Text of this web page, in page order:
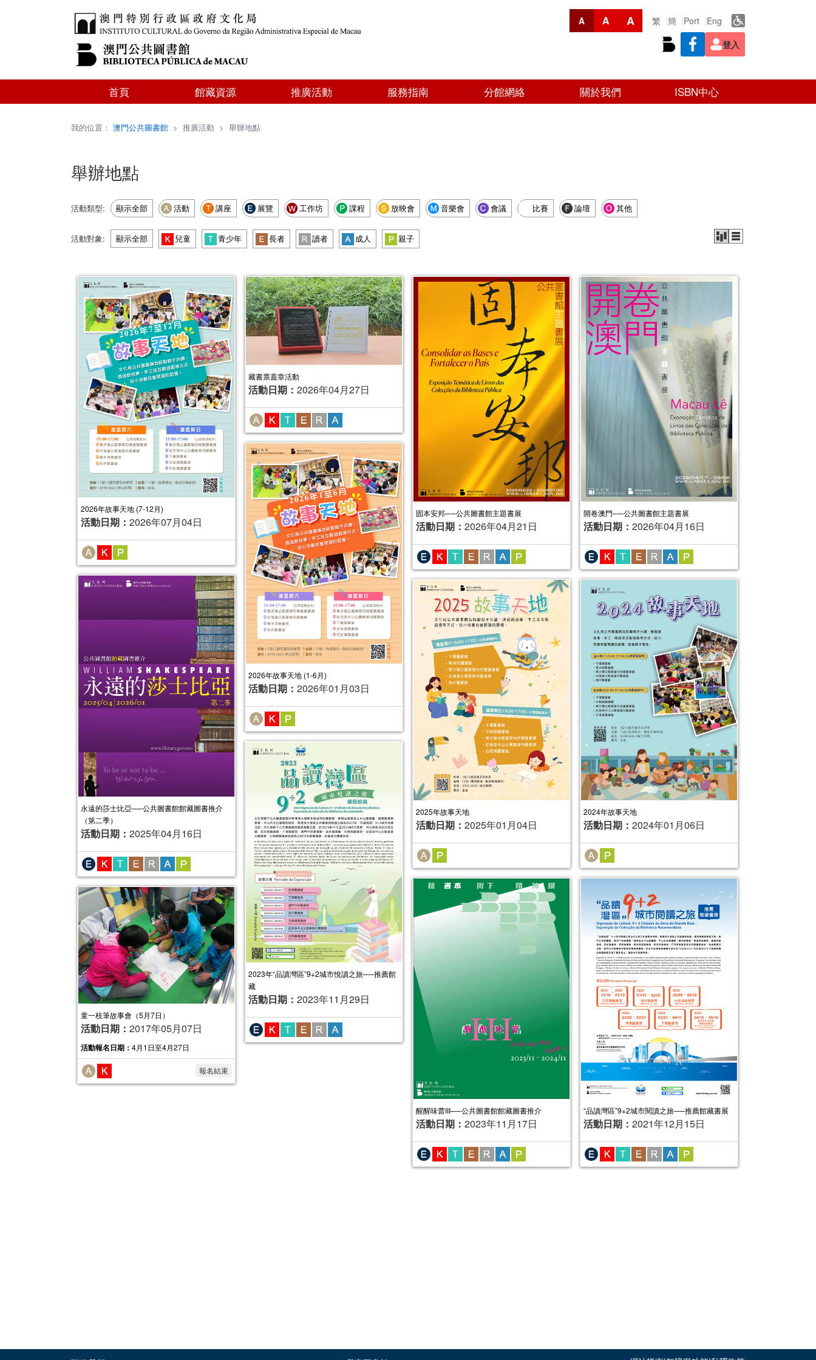
A A A 繁 簡 Port
Eng
登入
首頁 館藏資源 推廣活動 服務指南 分館網絡 關於我們 ISBN中心
我的位置： 澳門公共圖書館 > 推廣活動 > 舉辦地點
舉辦地點
活動類型: 顯示全部 活動 講座 展覽 工作坊 課程 放映會 音樂會 會議 比賽 論壇 其他
活動對象: 顯示全部 兒童 青少年 長者 讀者 成人 親子
2026年故事天地 (7-12月)
活動日期： 2026年07月04日
藏書票蓋章活動
活動日期： 2026年04月27日
固本安邦──公共圖書館主題書展
活動日期： 2026年04月21日
開卷澳門──公共圖書館主題書展
活動日期： 2026年04月16日
2026年故事天地 (1-6月)
活動日期： 2026年01月03日
永遠的莎士比亞──公共圖書館館藏圖書推介
（第二季）
活動日期： 2025年04月16日
2025年故事天地
活動日期： 2025年01月04日
2024年故事天地
活動日期： 2024年01月06日
2023年“品讀灣區”9+2城市悅讀之旅──推薦館
藏
活動日期： 2023年11月29日
醒醒味蕾III──公共圖書館館藏圖書推介
活動日期： 2023年11月17日
“品讀灣區”9+2城市閱讀之旅──推薦館藏書展
活動日期： 2021年12月15日
童一枝筆故事會（5月7日）
活動日期： 2017年05月07日
活動報名日期： 4月1日至4月27日
報名結束